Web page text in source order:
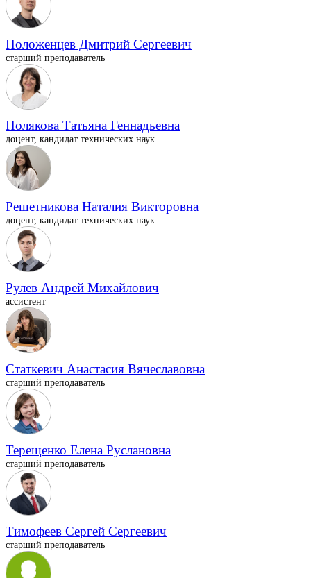
Положенцев Дмитрий Сергеевич
старший преподаватель
Полякова Татьяна Геннадьевна
доцент, кандидат технических наук
Решетникова Наталия Викторовна
доцент, кандидат технических наук
Рулев Андрей Михайлович
ассистент
Статкевич Анастасия Вячеславовна
старший преподаватель
Терещенко Елена Руслановна
старший преподаватель
Тимофеев Сергей Сергеевич
старший преподаватель